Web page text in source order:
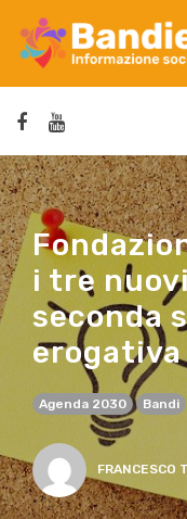
i tre
seconda
Agenda 2030 Bandi